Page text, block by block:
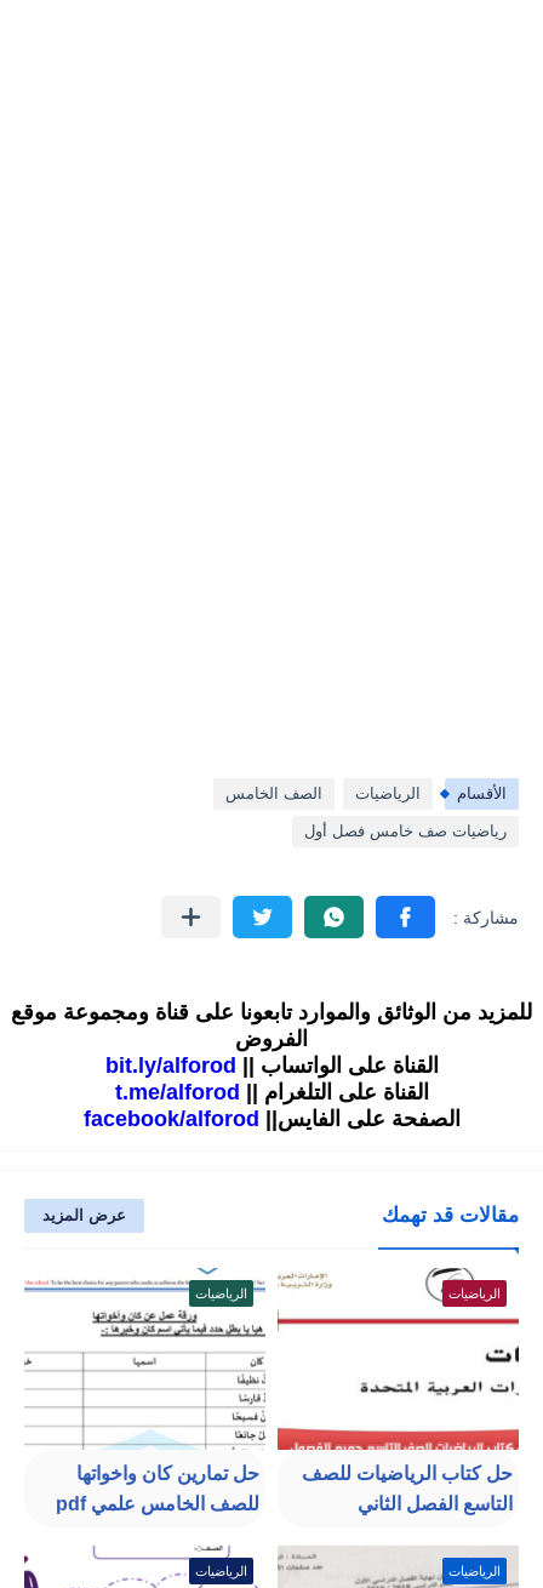
الأقسام الرياضيات الصف الخامس
رياضيات صف خامس فصل أول
للمزيد من الوثائق والموارد تابعونا على قناة ومجموعة موقع
الفروض
القناة على الواتساب ||
bit.ly/alforod
القناة على التلغرام ||
t.me/alforod
الصفحة على الفايس||
facebook/alforod
مقالات قد تهمك عرض المزيد
الرياضيات
حل كتاب الرياضيات للصف
التاسع الفصل الثاني
الرياضيات
حل تمارين كان واخواتها
للصف الخامس علمي pdf
الرياضيات الرياضيات